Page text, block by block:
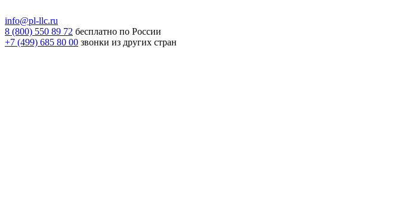
info@pl-llc.ru
8 (800) 550 89 72 бесплатно по России
+7 (499) 685 80 00 звонки из других стран